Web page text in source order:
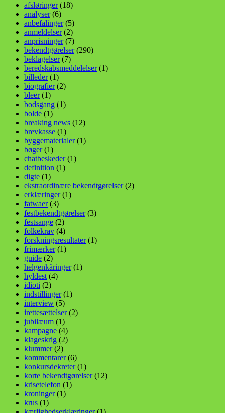
afsløringer(18)
analyser(6)
anbefalinger(5)
anmeldelser(2)
anprisninger(7)
bekendtgørelser(290)
beklagelser(7)
beredskabsmeddelelser(1)
billeder(1)
biografier(2)
bleer(1)
bodsgang (1)
bolde (1)
breaking news (12)
brevkasse (1)
byggematerialer(1)
bøger(1)
chatbeskeder(1)
definition (1)
digte (1)
ekstraordinære bekendtgørelser(2)
erklæringer(1)
fatwaer(3)
festbekendtgørelser(3)
festsange (2)
folkekrav (4)
forskningsresultater(1)
frimærker(1)
guide (2)
helgenkåringer(1)
hyldest (4)
idioti (2)
indstillinger(1)
interview (5)
irettesættelser(2)
jubilæum (1)
kampagne (4)
klageskrig (2)
klummer(2)
kommentarer(6)
konkursdekreter(1)
korte bekendtgørelser(12)
krisetelefon (1)
kroninger(1)
krus (1)